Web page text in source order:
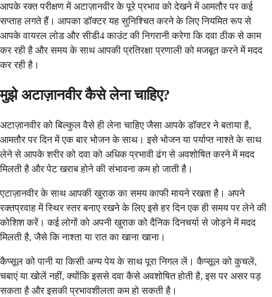
आपके रक्त परीक्षण में अटाज़ानवीर के पूरे प्रभाव को देखने में आमतौर पर कई
सप्ताह लगते हैं। आपका डॉक्टर यह सुनिश्चित करने के लिए नियमित रूप से
आपके वायरल लोड और सीडी4 काउंट की निगरानी करेगा कि दवा ठीक से काम
कर रही है और समय के साथ आपकी प्रतिरक्षा प्रणाली को मजबूत करने में मदद
कर रही है।
मुझे अटाज़ानवीर कैसे लेना चाहिए?
अटाज़ानवीर को बिल्कुल वैसे ही लेना चाहिए जैसा आपके डॉक्टर ने बताया है,
आमतौर पर दिन में एक बार भोजन के साथ। इसे भोजन या पर्याप्त नाश्ते के साथ
लेने से आपके शरीर को दवा को अधिक प्रभावी ढंग से अवशोषित करने में मदद
मिलती है और पेट खराब होने की संभावना कम हो जाती है।
एटाज़ानवीर के साथ आपकी खुराक का समय काफी मायने रखता है। अपने
रक्तप्रवाह में स्थिर स्तर बनाए रखने के लिए इसे हर दिन एक ही समय पर लेने की
कोशिश करें। कई लोगों को अपनी खुराक को दैनिक दिनचर्या से जोड़ने में मदद
मिलती है, जैसे कि नाश्ता या रात का खाना खाना।
कैप्सूल को पानी या किसी अन्य पेय के साथ पूरा निगल लें। कैप्सूल को कुचलें,
चबाएं या खोलें नहीं, क्योंकि इससे दवा कैसे अवशोषित होती है, इस पर असर पड़
सकता है और इसकी प्रभावशीलता कम हो सकती है।